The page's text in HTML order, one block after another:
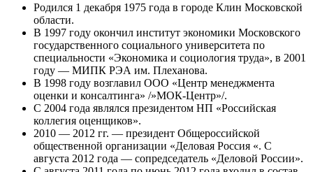
Родился 1 декабря 1975 года в городе Клин Московской
области.
В 1997 году окончил институт экономики Московского
государственного социального университета по
специальности «Экономика и социология труда», в 2001
году — МИПК РЭА им. Плеханова.
В 1998 году возглавил ООО «Центр менеджмента
оценки и консалтинга» /»МОК-Центр»/.
С 2004 года являлся президентом НП «Российская
коллегия оценщиков».
2010 — 2012 гг. — президент Общероссийской
общественной организации «Деловая Россия «. С
августа 2012 года — сопредседатель «Деловой России».